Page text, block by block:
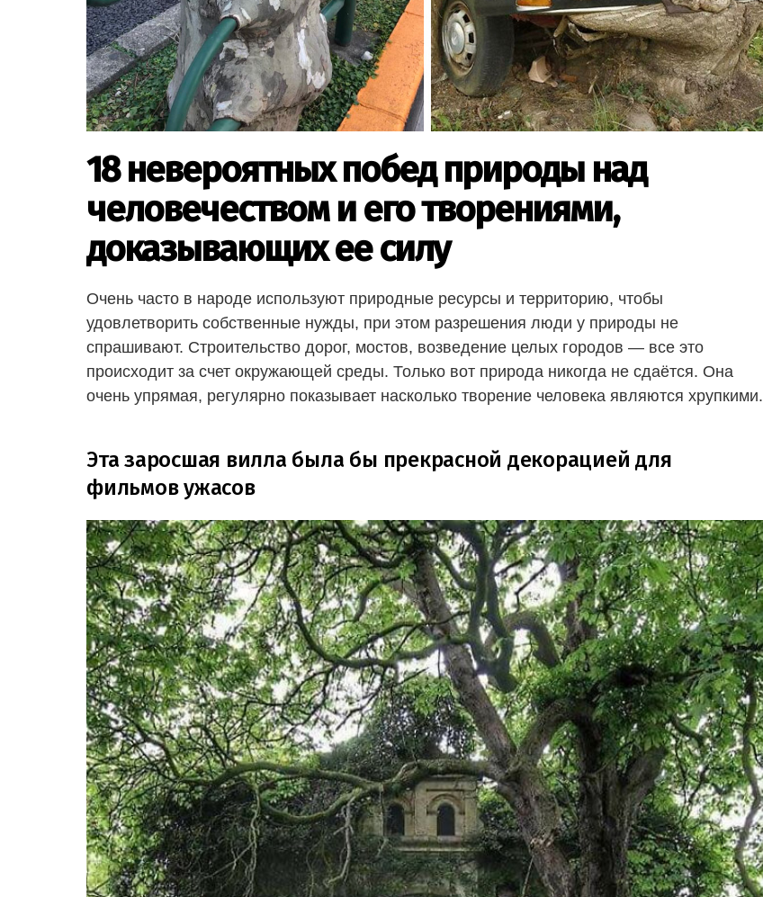
18 невероятных побед природы над
человечеством и его творениями,
доказывающих ее силу
Очень часто в народе используют природные ресурсы и территорию, чтобы
удовлетворить собственные нужды, при этом разрешения люди у природы не
спрашивают. Строительство дорог, мостов, возведение целых городов — все это
происходит за счет окружающей среды. Только вот природа никогда не сдаётся. Она
очень упрямая, регулярно показывает насколько творение человека являются хрупкими.
Эта заросшая вилла была бы прекрасной декорацией для
фильмов ужасов